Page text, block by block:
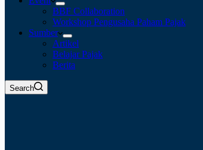
BBF Collaboration
Workshop Pengusaha Paham Pajak
Sumber
Artikel
Belajar Pajak
Berita
Search